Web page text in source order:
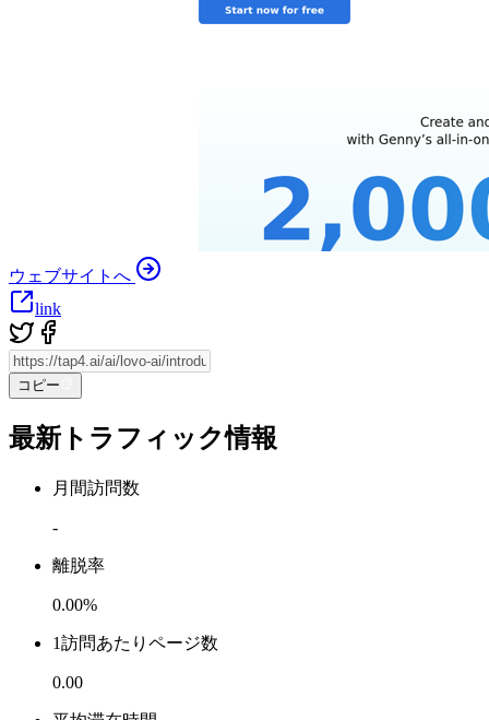
ウェブサイトへ
link
コピー
最新トラフィック情報
月間訪問数
-
離脱率
0.00%
1訪問あたりページ数
0.00